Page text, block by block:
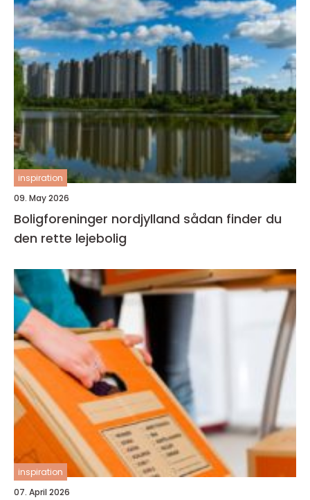
inspiration
09. May 2026
Boligforeninger nordjylland sådan finder du
den rette lejebolig
inspiration
07. April 2026